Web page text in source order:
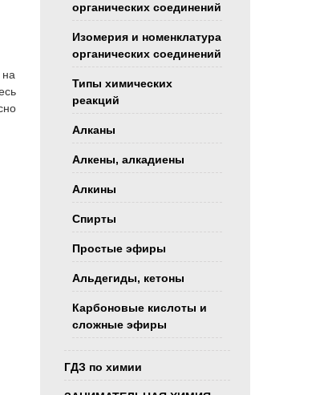
органических соединений
Изомерия и номенклатура
органических соединений
Типы химических
реакций
Алканы
Алкены, алкадиены
Алкины
Спирты
Простые эфиры
Альдегиды, кетоны
Карбоновые кислоты и
сложные эфиры
ГДЗ по химии